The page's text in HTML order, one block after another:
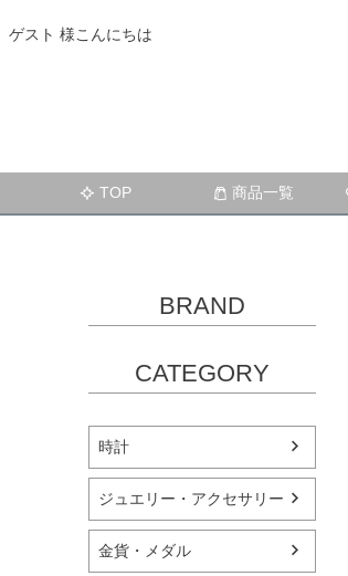
ゲスト 様こんにちは
TOP
商品一覧
BRAND
CATEGORY
時計
ジュエリー・アクセサリー
金貨・メダル